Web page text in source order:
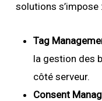
solutions s’impose :
Tag
la gestion des
côté serveur.
Consent